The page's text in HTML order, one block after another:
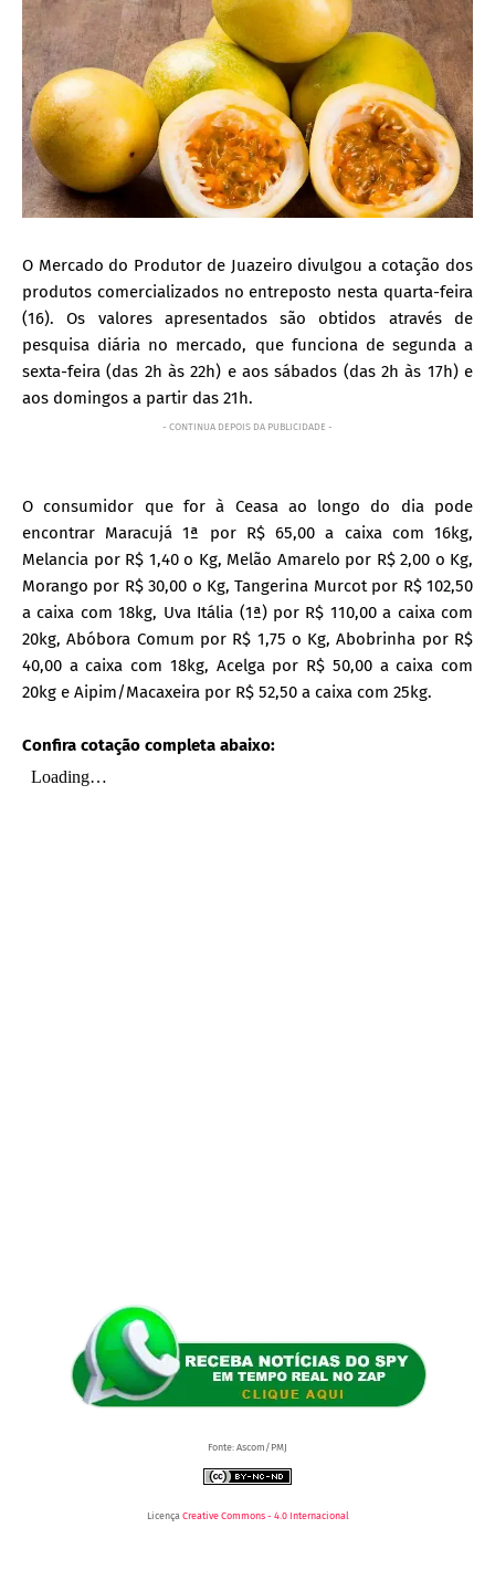
O Mercado do Produtor de Juazeiro divulgou a cotação dos
produtos comercializados no entreposto nesta quarta-feira
(16). Os valores apresentados são obtidos através de
pesquisa diária no mercado, que funciona de segunda a
sexta-feira (das 2h às 22h) e aos sábados (das 2h às 17h) e
aos domingos a partir das 21h.
- CONTINUA DEPOIS DA PUBLICIDADE -
O consumidor que for à Ceasa ao longo do dia pode
encontrar Maracujá 1ª por R$ 65,00 a caixa com 16kg,
Melancia por R$ 1,40 o Kg, Melão Amarelo por R$ 2,00 o Kg,
Morango por R$ 30,00 o Kg, Tangerina Murcot por R$ 102,50
a caixa com 18kg, Uva Itália (1ª) por R$ 110,00 a caixa com
20kg, Abóbora Comum por R$ 1,75 o Kg, Abobrinha por R$
40,00 a caixa com 18kg, Acelga por R$ 50,00 a caixa com
20kg e Aipim/Macaxeira por R$ 52,50 a caixa com 25kg.
Confira cotação completa abaixo:
Fonte: Ascom/PMJ
Licença Creative Commons - 4.0 Internacional